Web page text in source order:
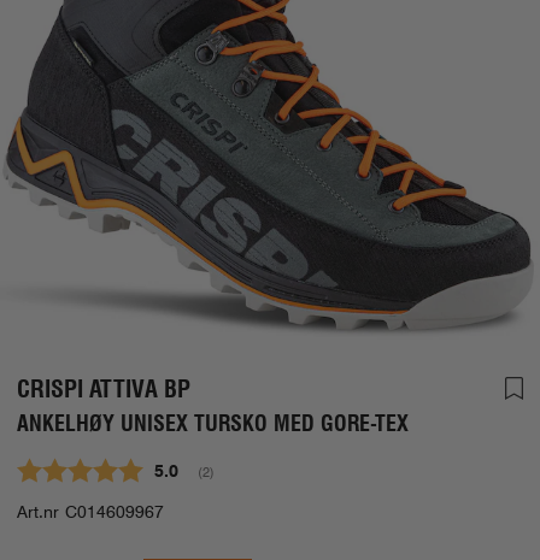
CRISPI ATTIVA BP
ANKELHØY UNISEX TURSKO MED GORE-TEX
Gjennomsnittskarakter:
5.0 (stemmer:
2)
Art.nr C014609967